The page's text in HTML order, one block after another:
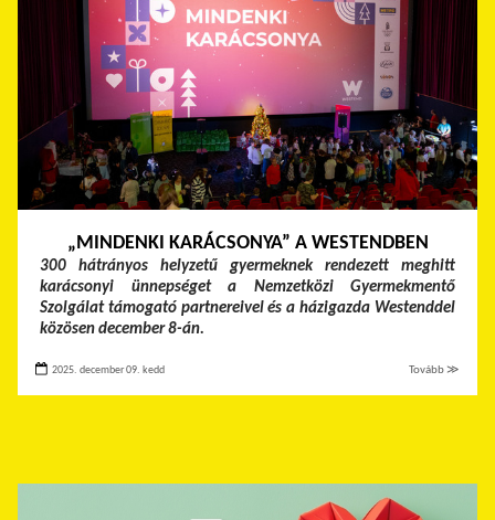
„MINDENKI KARÁCSONYA” A WESTENDBEN
300 hátrányos helyzetű gyermeknek rendezett meghitt
karácsonyi ünnepséget a Nemzetközi Gyermekmentő
Szolgálat támogató partnereivel és a házigazda Westenddel
közösen december 8-án.
2025. december 09. kedd Tovább ≫